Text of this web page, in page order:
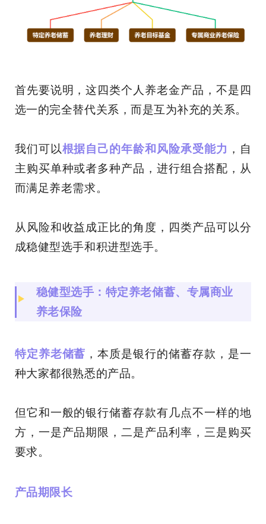
首先要说明，这四类个人养老金产品，不是四
选一的完全替代关系，而是互为补充的关系。
我们可以根据自己的年龄和风险承受能力 ，自
主购买单种或者多种产品，进行组合搭配，从
而满足养老需求。
从风险和收益成正比的角度，四类产品可以分
成稳健型选手和积进型选手。
稳健型选手：特定养老储蓄、专属商业
养老保险
特定养老储蓄 ，本质是银行的储蓄存款，是一
种大家都很熟悉的产品。
但它和一般的银行储蓄存款有几点不一样的地
方，一是产品期限，二是产品利率，三是购买
要求。
产品期限长